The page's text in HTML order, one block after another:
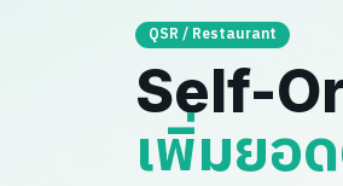
QSR / Restaurant
Self-
เพิ่มยอ